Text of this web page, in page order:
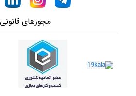
مجوزهای قانونی